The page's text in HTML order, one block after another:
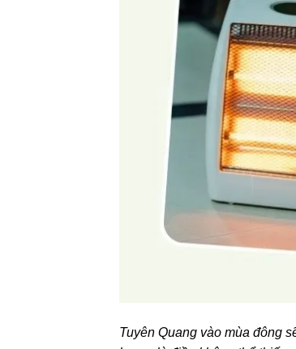
Tuyên Quang vào mùa đông